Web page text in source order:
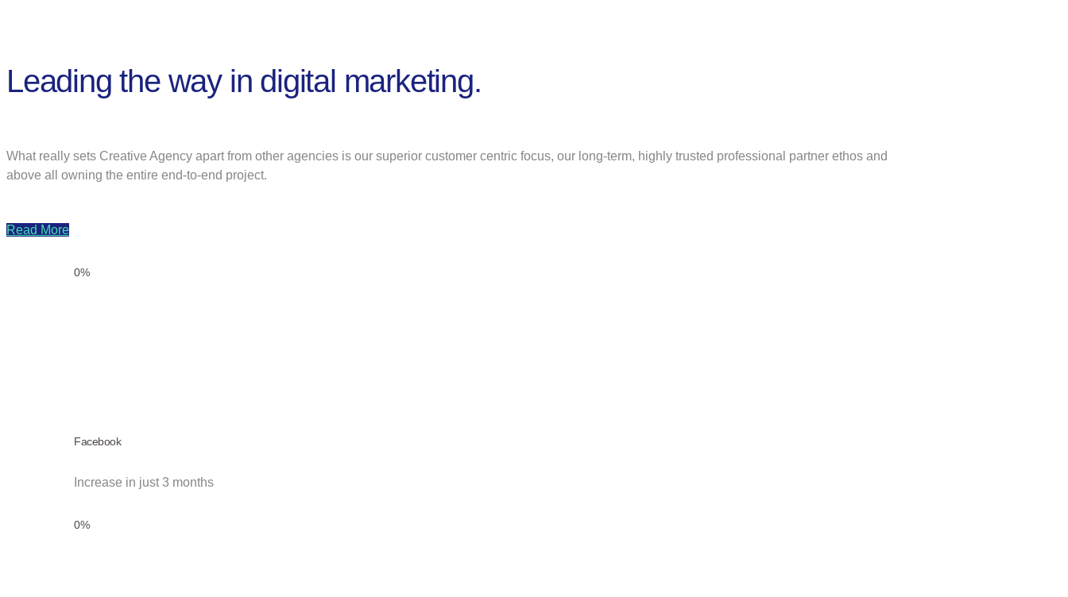
Leading the way in digital marketing.
What really sets Creative Agency apart from other agencies is our superior customer centric focus, our long-term, highly trusted professional partner ethos and
above all owning the entire end-to-end project.
Read More
0%
Facebook
Increase in just 3 months
0%